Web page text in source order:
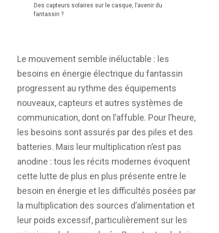
Des capteurs solaires sur le casque, l’avenir du
fantassin ?
Le mouvement semble inéluctable : les
besoins en énergie électrique du fantassin
progressent au rythme des équipements
nouveaux, capteurs et autres systèmes de
communication, dont on l’affuble. Pour l’heure,
les besoins sont assurés par des piles et des
batteries. Mais leur multiplication n’est pas
anodine : tous les récits modernes évoquent
cette lutte de plus en plus présente entre le
besoin en énergie et les difficultés posées par
la multiplication des sources d’alimentation et
leur poids excessif, particulièrement sur les